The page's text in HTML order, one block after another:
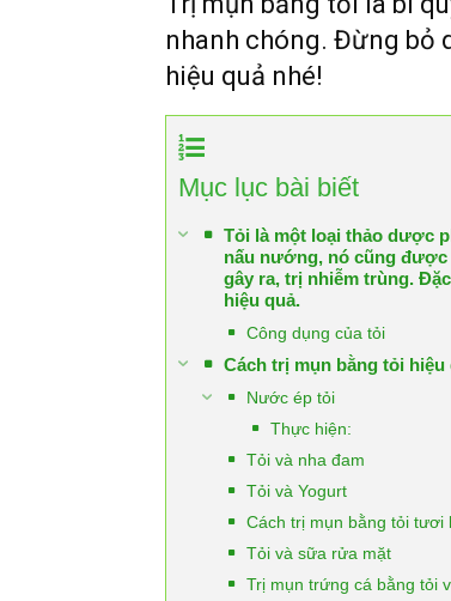
nhanh chóng. Đừng bỏ
hiệu quả nhé!
Mục lục bài biết
Tỏi là một loại thảo dược
nấu nướng, nó cũng được
gây ra, trị nhiễm trùng.
hiệu quả.
Công dụng của tỏi
Cách trị mụn bằng tỏi
Nước ép tỏi
Thực hiện:
Tỏi và nha đam
Tỏi và Yogurt
Cách trị mụn bằng tỏi tươi
Tỏi và sữa rửa mặt
Trị mụn trứng cá bằng tỏi